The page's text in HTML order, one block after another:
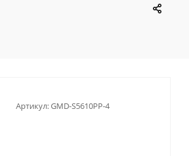
Артикул:GMD-S5610PP-4